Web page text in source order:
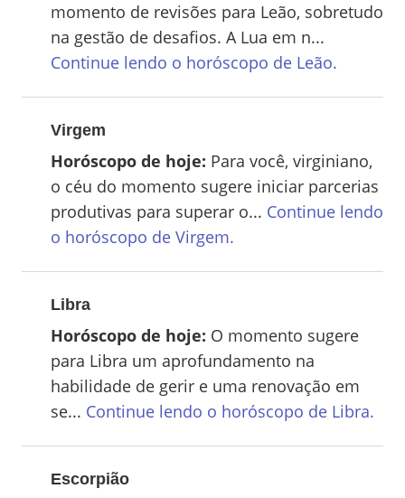
momento de revisões para Leão, sobretudo
na gestão de desafios. A Lua em n...
Continue lendo o horóscopo de Leão.
Virgem
Horóscopo de hoje: Para você, virginiano,
o céu do momento sugere iniciar parcerias
produtivas para superar o... Continue lendo
o horóscopo de Virgem.
Libra
Horóscopo de hoje: O momento sugere
para Libra um aprofundamento na
habilidade de gerir e uma renovação em
se... Continue lendo o horóscopo de Libra.
Escorpião